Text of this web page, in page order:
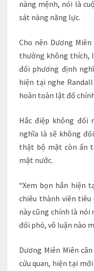
nàng mệnh, nói là
sát nàng năng lực.
Cho nên Dương
thường không thích,
đối phương định
hiện tại nghe
hoàn toàn lật đổ
Hắc điệp không đối
nghĩa là sẽ không
thật bộ mặt còn ẩn
mặt nước.
“Xem bọn hắn hiện
chiêu thành viên tiêu
này cũng chính là
đối phó, vô luận nào
Dương Miên Miên
cửu quan, hiện tại